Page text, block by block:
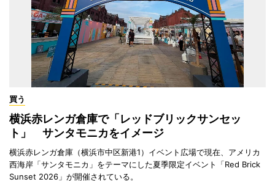
買う
横浜赤レンガ倉庫で「レッドブリックサンセッ
ト」 サンタモニカをイメージ
横浜赤レンガ倉庫（横浜市中区新港1）イベント広場で現在、アメリカ
西海岸「サンタモニカ」をテーマにした夏季限定イベント「Red Brick
Sunset 2026」が開催されている。